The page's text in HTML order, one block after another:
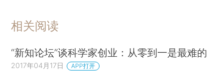
相关阅读
“新知论坛”谈科学家创业：从零到一是最难的
2017年04月17日 APP打开